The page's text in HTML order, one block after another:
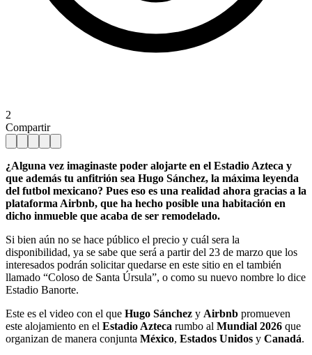
2
Compartir
¿Alguna vez imaginaste poder alojarte en el Estadio Azteca y
que además tu anfitrión sea Hugo Sánchez, la máxima leyenda
del futbol mexicano? Pues eso es una realidad ahora gracias a la
plataforma Airbnb, que ha hecho posible una habitación en
dicho inmueble que acaba de ser remodelado.
Si bien aún no se hace público el precio y cuál sera la
disponibilidad, ya se sabe que será a partir del 23 de marzo que los
interesados podrán solicitar quedarse en este sitio en el también
llamado “Coloso de Santa Úrsula”, o como su nuevo nombre lo dice
Estadio Banorte.
Este es el video con el que Hugo Sánchez y Airbnb promueven
este alojamiento en el Estadio Azteca rumbo al Mundial 2026 que
organizan de manera conjunta México, Estados Unidos y Canadá.